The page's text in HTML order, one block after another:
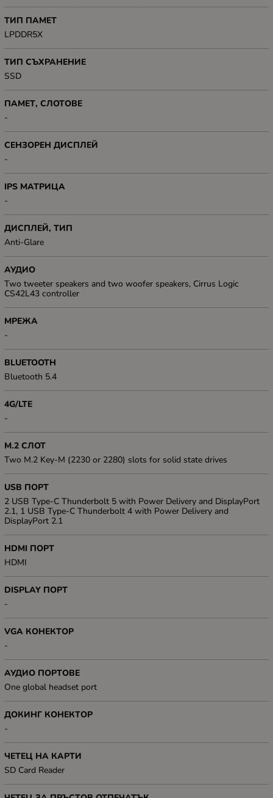
ТИП ПАМЕТ
LPDDR5X
ТИП СЪХРАНЕНИЕ
SSD
ПАМЕТ, СЛОТОВЕ
-
СЕНЗОРЕН ДИСПЛЕЙ
-
IPS МАТРИЦА
-
ДИСПЛЕЙ, ТИП
Anti-Glare
АУДИО
Two tweeter speakers and two woofer speakers, Cirrus Logic
CS42L43 controller
МРЕЖА
-
BLUETOOTH
Bluetooth 5.4
4G/LTE
-
M.2 СЛОТ
Two M.2 Key-M (2230 or 2280) slots for solid state drives
USB ПОРТ
2 USB Type-C Thunderbolt 5 with Power Delivery and DisplayPort
2.1, 1 USB Type-C Thunderbolt 4 with Power Delivery and
DisplayPort 2.1
HDMI ПОРТ
HDMI
DISPLAY ПОРТ
-
VGA КОНЕКТОР
-
АУДИО ПОРТОВЕ
One global headset port
ДОКИНГ КОНЕКТОР
-
ЧЕТЕЦ НА КАРТИ
SD Card Reader